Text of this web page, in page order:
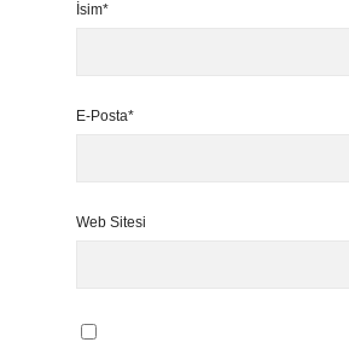
İsim*
E-Posta*
Web Sitesi